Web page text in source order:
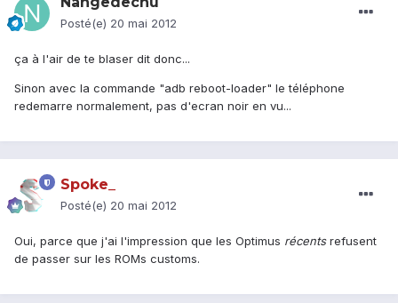
Posté(e) 20 mai 2012
ça à l'air de te blaser dit donc...
Sinon avec la commande "adb reboot-loader" le téléphone
redemarre normalement, pas d'ecran noir en vu...
Spoke_
Posté(e) 20 mai 2012
Oui, parce que j'ai l'impression que les Optimus récentsrefusent
de passer sur les ROMs customs.